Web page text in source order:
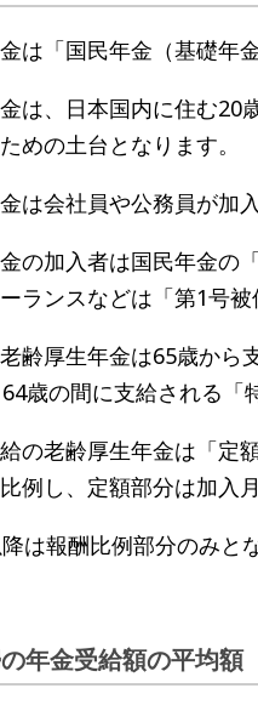
は「国民年金（基礎年
は、日本国内に住む20
めの土台となります。
は会社員や公務員が加
の加入者は国民年金の
ランスなどは「第1号被
齢厚生年金は65歳から
歳の間に支給される「
の老齢厚生年金は「定
例し、定額部分は加入
は報酬比例部分のみと
年金受給額の平均額